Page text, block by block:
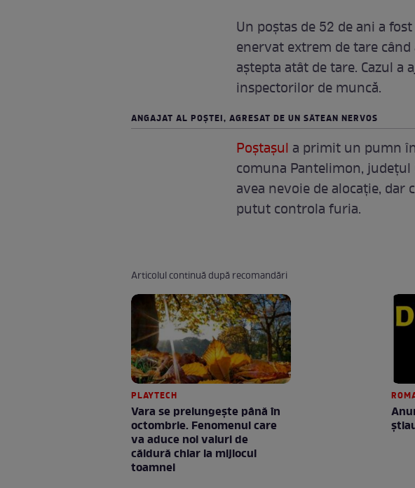
Un poştas de 52 de ani a
enervat extrem de tare
aştepta atât de tare. Cazul
inspectorilor de muncă.
ANGAJAT AL POŞTEI, AGRESAT DE UN SĂTEAN NERVOS
Poştaşul a primit un pumn
comuna Pantelimon,
avea nevoie de alocaţie,
putut controla furia.
Articolul continuă după recomandări
PLAYTECH
Vara se prelungeşte până în
octombrie. Fenomenul care
va aduce noi valuri de
căldură chiar la mijlocul
toamnei